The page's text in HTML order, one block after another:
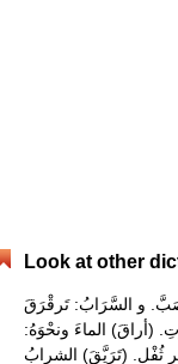
Look at other
و السَّرَابُ: تَرقْرَقَ
(أراقَ) الماءَ ونحْوَهُ: